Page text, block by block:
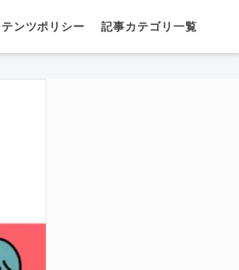
テンツポリシー 記事カテゴリ一覧
職エージェント14選